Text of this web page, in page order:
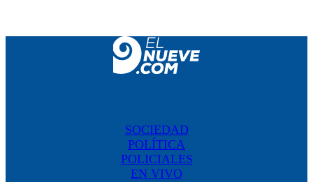
SOCIEDAD
POLÍTICA
POLICIALES
EN VIVO